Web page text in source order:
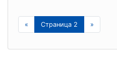
« Страница 2 »